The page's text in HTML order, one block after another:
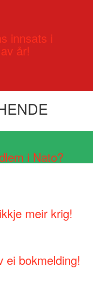
innsats i
år!
i Nato?
meir krig!
ei bokmelding!